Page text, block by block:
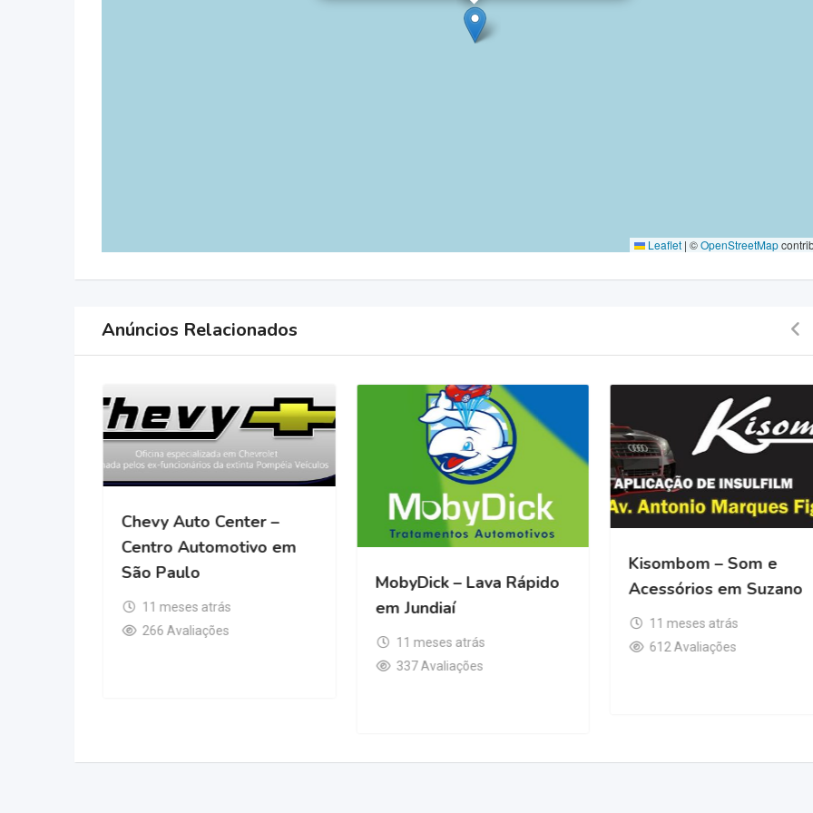
Leaflet | ©OpenStreetMap
Anúncios Relacionados
Mister Som Automotivo
Chevy Auto Center –
Centro Automotivo em
São Paulo
11 meses atrás
MobyDick – Lava Rápido
11 meses atrás